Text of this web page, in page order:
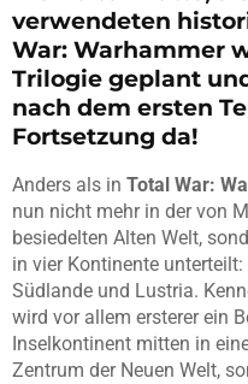
verwendeten
War: Warhammer
Trilogie geplant
nach dem ersten
Fortsetzung da!
Anders als in Total War:
nun nicht mehr in der von
besiedelten Alten Welt,
in vier Kontinente
Südlande und Lustria.
wird vor allem ersterer ein
Inselkontinent mitten in
Zentrum der Neuen Welt,